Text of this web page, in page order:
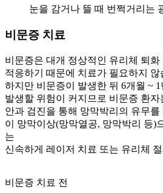
눈을 감거나 뜰 때 번쩍거리는
비문증 치료
비문증은 대개 정상적인 유리체 퇴
적응하기 때문에 치료가 필요하지 않
하지만 비문증이 발생한 뒤 6개월 ~
발생할 위험이 커지므로 비문증 환자
안과 검진을 통해 망막박리의 유무
이 망막이상(망막열공, 망막박리 등)
는
신속하게 레이저 치료 또는 유리체
비문증 치료 전